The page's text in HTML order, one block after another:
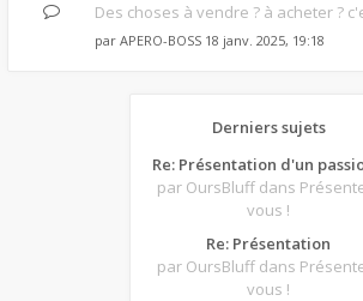
Des choses à vendre ? à acheter ?
par APERO-BOSS 18 janv. 2025, 19:18
Derniers sujets
par OursBluff dans
vous !
Re: Présentation
par OursBluff dans
vous !